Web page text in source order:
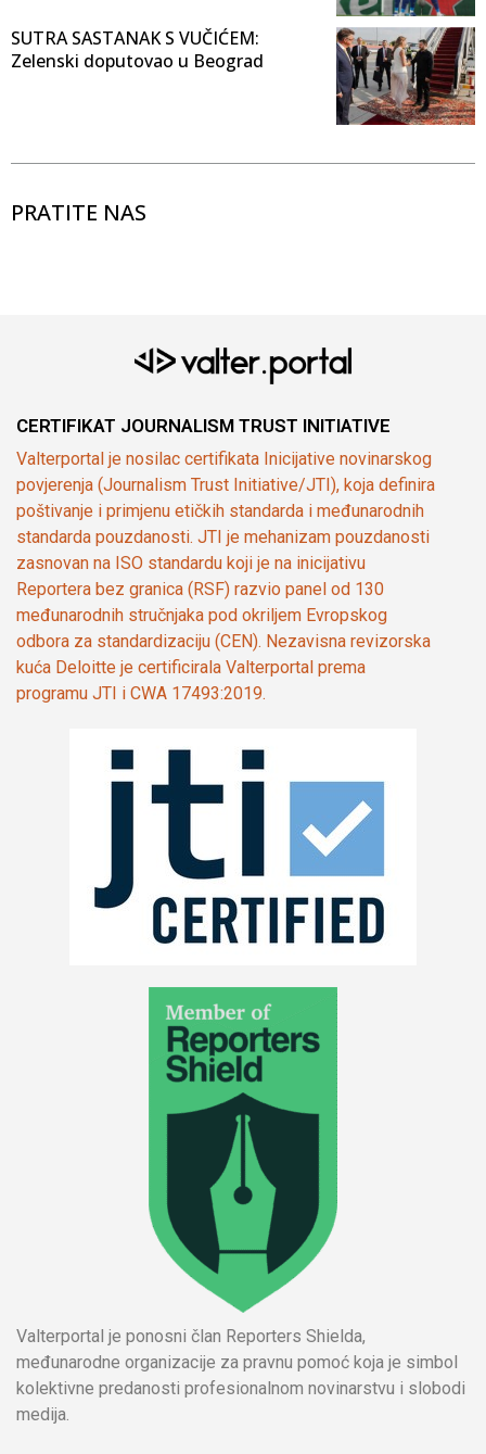
SUTRA SASTANAK S VUČIĆEM:
Zelenski doputovao u Beograd
PRATITE NAS
CERTIFIKAT JOURNALISM TRUST INITIATIVE
Valterportal je nosilac certifikata Inicijative novinarskog
povjerenja (Journalism Trust Initiative/JTI), koja definira
poštivanje i primjenu etičkih standarda i međunarodnih
standarda pouzdanosti. JTI je mehanizam pouzdanosti
zasnovan na ISO standardu koji je na inicijativu
Reportera bez granica (RSF) razvio panel od 130
međunarodnih stručnjaka pod okriljem Evropskog
odbora za standardizaciju (CEN). Nezavisna revizorska
kuća Deloitte je certificirala Valterportal prema
programu JTI i CWA 17493:2019.
Valterportal je ponosni član Reporters Shielda,
međunarodne organizacije za pravnu pomoć koja je simbol
kolektivne predanosti profesionalnom novinarstvu i slobodi
medija.